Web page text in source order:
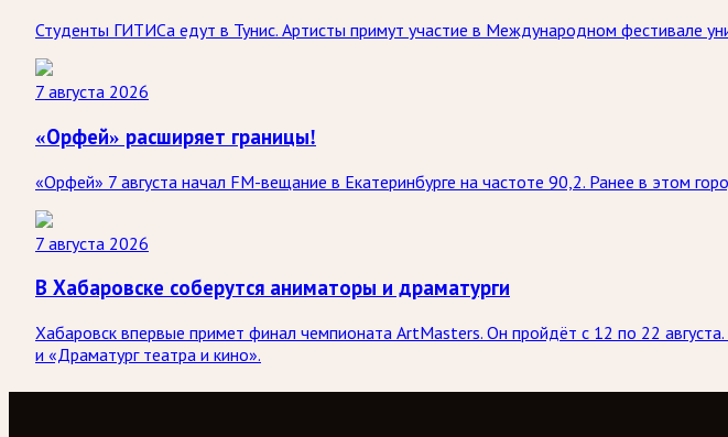
Студенты ГИТИСа едут в Тунис. Артисты примут участие в Международном фестивале
7 августа 2026
«Орфей» расширяет границы!
«Орфей» 7 августа начал FM-вещание в Екатеринбурге на частоте 90,2. Ранее в этом
7 августа 2026
В Хабаровске соберутся аниматоры и драматурги
Хабаровск впервые примет финал чемпионата ArtMasters. Он пройдёт с 12 по 22
и «Драматург театра и кино».